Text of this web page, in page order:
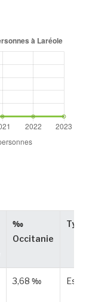
‰
Occitanie
3,68 ‰